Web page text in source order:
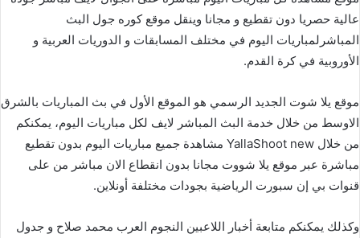
عالية حصريا دون تقطيع و مجانا وينقل موقع كوره جول البث
المباشرلمباريات اليوم في مختلف المسابقات و الدوريات العربية و
الأوروبية في كرة القدم.
موقع يلا شوت الجديد الرسمي هو الموقع الأول في بث المباريات بالشرق
الاوسط من خلال خدمة البث المباشر لايف لكل مباريات اليوم، يمكنكم
من خلال YallaShoot new مشاهدة جميع مباريات اليوم بدون تقطيع
مباشرة عبر موقع يلا شووت مجانا بدون انقطاع الان مباشر من على
قنوات بي إن سبورت الرياضية بجودات مختلفة أونلاين.
وكذلك يمكنكم متابعة أخبار اللاعبين النجوم العرب محمد صلاح و جدول